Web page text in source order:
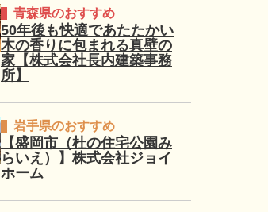
青森県のおすすめ
50年後も快適であたたかい
木の香りに包まれる真壁の
家【株式会社長内建築事務
所】
岩手県のおすすめ
【盛岡市（杜の住宅公園み
らいえ）】株式会社ジョイ
ホーム